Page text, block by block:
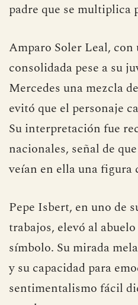
padre que se multiplica
Amparo Soler Leal, con
consolidada pese a su
Mercedes una mezcla
evitó que el personaje
Su interpretación fue
nacionales, señal de
veían en ella una
Pepe Isbert, en uno de
trabajos, elevó al
símbolo. Su mirada
y su capacidad para
sentimentalismo fácil